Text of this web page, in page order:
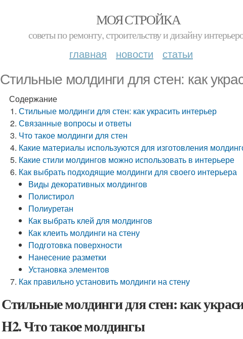
МОЯ СТРОЙКА
советы по ремонту, строительству и дизайну
главная новости статьи
Стильные молдинги для стен: как
Содержание
Стильные молдинги для стен: как украсить интерьер
Связанные вопросы и ответы
Что такое молдинги для стен
Какие материалы используются для изготовления
Какие стили молдингов можно использовать в интерьере
Как выбрать подходящие молдинги для своего интерьера
Виды декоративных молдингов
Полистирол
Полиуретан
Как выбрать клей для молдингов
Как клеить молдинги на стену
Подготовка поверхности
Нанесение разметки
Установка элементов
Как правильно установить молдинги на стену
Стильные молдинги для стен: как
H2. Что такое молдингы